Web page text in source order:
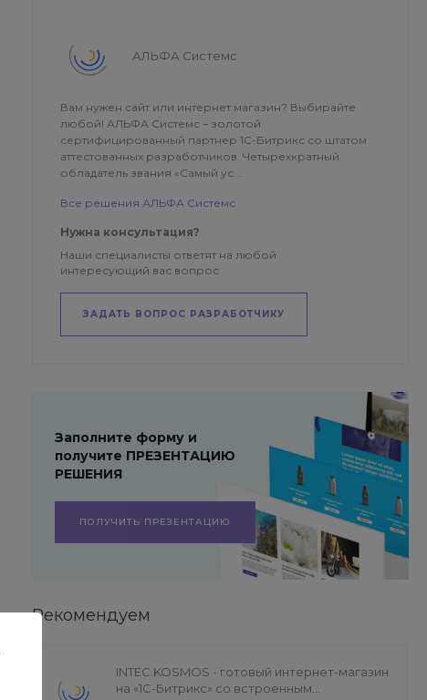
АЛЬФА Системс
Вам нужен сайт или интернет магазин? Выбирайте
любой! АЛЬФА Системс – золотой
сертифицированный партнер 1С-Битрикс со штатом
аттестованных разработчиков. Четырехкратный
обладатель звания «Самый ус...
Все решения АЛЬФА Системс
Нужна консультация?
Наши специалисты ответят на любой
интересующий вас вопрос
ЗАДАТЬ ВОПРОС РАЗРАБОТЧИКУ
Заполните форму и
получите ПРЕЗЕНТАЦИЮ
РЕШЕНИЯ
ПОЛУЧИТЬ ПРЕЗЕНТАЦИЮ
Рекомендуем
INTEC.KOSMOS - готовый интернет-магазин
на «1С-Битрикс» со встроенным